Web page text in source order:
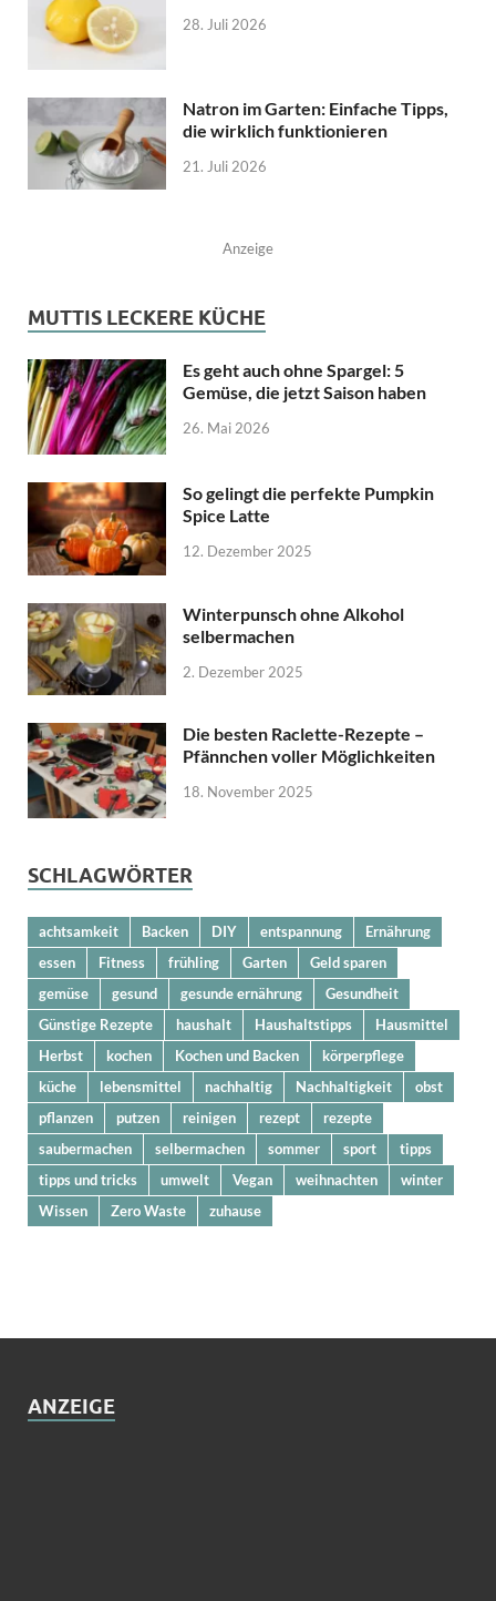
28. Juli 2026
Natron im Garten: Einfache Tipps,
die wirklich funktionieren
21. Juli 2026
Anzeige
MUTTIS LECKERE KÜCHE
Es geht auch ohne Spargel: 5
Gemüse, die jetzt Saison haben
26. Mai 2026
So gelingt die perfekte Pumpkin
Spice Latte
12. Dezember 2025
Winterpunsch ohne Alkohol
selbermachen
2. Dezember 2025
Die besten Raclette-Rezepte –
Pfännchen voller Möglichkeiten
18. November 2025
SCHLAGWÖRTER
achtsamkeit Backen DIY entspannung
Ernährung
essen
Fitness frühling Garten
Geld sparen
gemüse
gesund gesunde ernährung
Gesundheit
Günstige Rezepte
haushalt Haushaltstipps
Hausmittel
Herbst
kochen Kochen und Backen
körperpflege
küche
lebensmittel nachhaltig Nachhaltigkeit
obst
pflanzen
putzen reinigen rezept
rezepte
saubermachen
selbermachen sommer sport
tipps
tipps und tricks
umwelt Vegan weihnachten
winter
Wissen
Zero Waste zuhause
ANZEIGE